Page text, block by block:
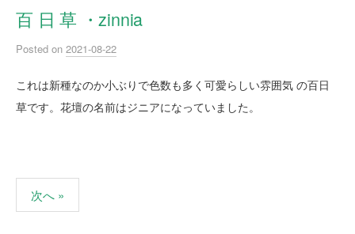
百 日 草 ・zinnia
Posted on 2021-08-22
これは新種なのか小ぶりで色数も多く可愛らしい雰囲気 の百日
草です。花壇の名前はジニアになっていました。
次へ »